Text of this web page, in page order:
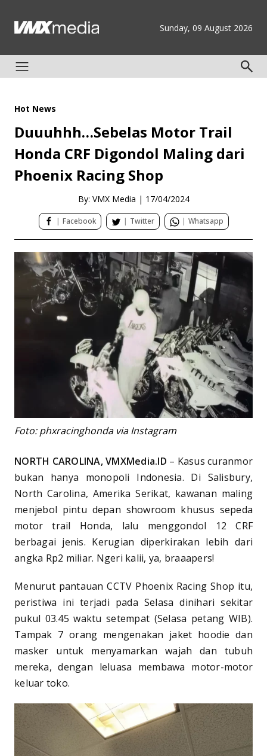
Sunday, 09 August 2026
Hot News
Duuuhhh…Sebelas Motor Trail
Honda CRF Digondol Maling dari
Phoenix Racing Shop
By: VMX Media | 17/04/2024
| Facebook | Twitter | Whatsapp
Foto: phxracinghonda via Instagram
NORTH CAROLINA, VMXMedia.ID – Kasus curanmor
bukan hanya monopoli Indonesia. Di Salisbury,
North Carolina, Amerika Serikat, kawanan maling
menjebol pintu depan showroom khusus sepeda
motor trail Honda, lalu menggondol 12 CRF
berbagai jenis. Kerugian diperkirakan lebih dari
angka Rp2 miliar. Ngeri kalii, ya, braaapers!
Menurut pantauan CCTV Phoenix Racing Shop itu,
peristiwa ini terjadi pada Selasa dinihari sekitar
pukul 03.45 waktu setempat (Selasa petang WIB).
Tampak 7 orang mengenakan jaket hoodie dan
masker untuk menyamarkan wajah dan tubuh
mereka, dengan leluasa membawa motor-motor
keluar toko.